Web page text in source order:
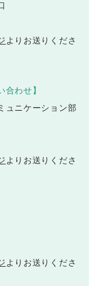
よりお送りくださ
合わせ】
ュニケーション部
よりお送りくださ
よりお送りくださ